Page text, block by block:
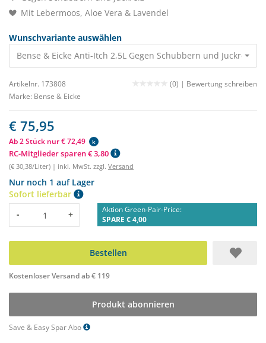
Mit Lebermoos, Aloe Vera & Lavendel
Wunschvariante auswählen
Bense & Eicke Anti-Itch 2,5L Gegen Schubbern und Juckreiz
Artikelnr. 173808 (0) | Bewertung schreiben
Marke: Bense & Eicke
€ 75,95
Ab 2 Stück nur € 72,49 k
RC-Mitglieder sparen € 3,80
(€ 30,38/Liter) | inkl. MwSt. zzgl. Versand
Nur noch 1 auf Lager
Sofort lieferbar
Menge
- +
Aktion Green-Pair-Price:
SPARE € 4,00
Bestellen
Kostenloser Versand ab € 119
Produkt abonnieren
Save & Easy Spar Abo